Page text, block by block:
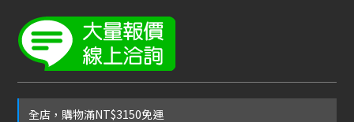
全店，購物滿NT$3150免運